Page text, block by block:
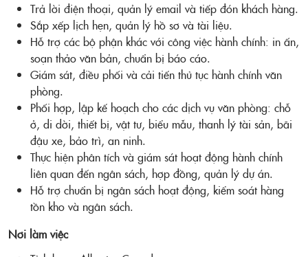
Trả lời điện thoại, quản lý email và tiếp đón khách hàng.
Sắp xếp lịch hẹn, quản lý hồ sơ và tài liệu.
Hỗ trợ các bộ phận khác với công việc hành chính: in ấn,
soạn thảo văn bản, chuẩn bị báo cáo.
Giám sát, điều phối và cải tiến thủ tục hành chính văn
phòng.
Phối hợp, lập kế hoạch cho các dịch vụ văn phòng: chỗ
ở, di dời, thiết bị, vật tư, biểu mẫu, thanh lý tài sản, bãi
đậu xe, bảo trì, an ninh.
Thực hiện phân tích và giám sát hoạt động hành chính
liên quan đến ngân sách, hợp đồng, quản lý dự án.
Hỗ trợ chuẩn bị ngân sách hoạt động, kiểm soát hàng
tồn kho và ngân sách.
Nơi làm việc